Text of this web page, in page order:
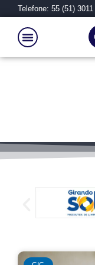
Telefone: 55 (51)